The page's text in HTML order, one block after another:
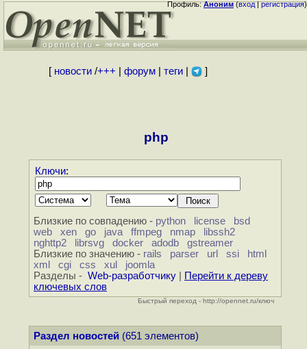
Профиль:Аноним(вход|регистрация)
[ новости/+++ форум| теги| ]
php
Ключи:
Близкие по совпадению - python license
bsd
web
xen go java ffmpeg nmap
libssh2
nghttp2
librsvg docker adodb
gstreamer
Близкие по значению - rails parser url ssi
html
xml
cgi css xul
joomla
Разделы - Web-разработчику
Перейти к дереву
ключевых слов
Быстрый переход - http://opennet.ru/ключ
Раздел новостей (651 элементов)